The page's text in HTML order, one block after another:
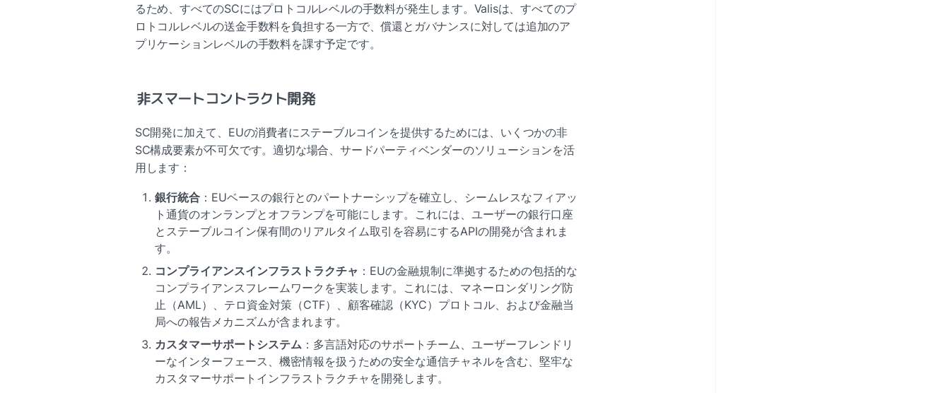
るため、すべてのSCにはプロトコルレベルの手数料が発生します。Valisは、すべてのプ
ロトコルレベルの送金手数料を負担する一方で、償還とガバナンスに対しては追加のア
プリケーションレベルの手数料を課す予定です。
非スマートコントラクト開発
SC開発に加えて、EUの消費者にステーブルコインを提供するためには、いくつかの非
SC構成要素が不可欠です。適切な場合、サードパーティベンダーのソリューションを活
用します：
銀行統合：EUベースの銀行とのパートナーシップを確立し、シームレスなフィアッ
ト通貨のオンランプとオフランプを可能にします。これには、ユーザーの銀行口座
とステーブルコイン保有間のリアルタイム取引を容易にするAPIの開発が含まれま
す。
コンプライアンスインフラストラクチャ ：EUの金融規制に準拠するための包括的な
コンプライアンスフレームワークを実装します。これには、マネーロンダリング防
止（AML）、テロ資金対策（CTF）、顧客確認（KYC）プロトコル、および金融当
局への報告メカニズムが含まれます。
カスタマーサポートシステム：多言語対応のサポートチーム、ユーザーフレンドリ
ーなインターフェース、機密情報を扱うための安全な通信チャネルを含む、堅牢な
カスタマーサポートインフラストラクチャを開発します。